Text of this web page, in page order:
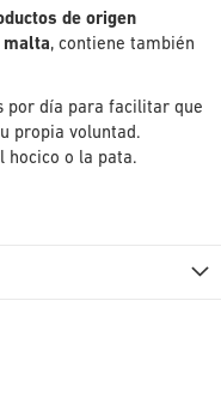
de origen
malta, contiene también
por día para facilitar que
propia voluntad.
hocico o la pata.